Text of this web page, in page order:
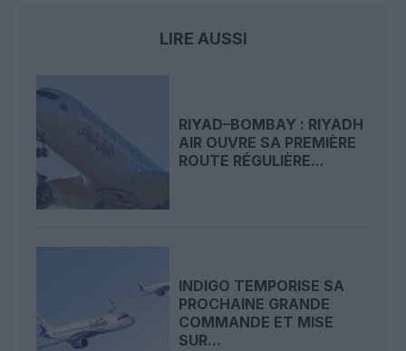
LIRE AUSSI
RIYAD–BOMBAY : RIYADH
AIR OUVRE SA PREMIÈRE
ROUTE RÉGULIÈRE...
INDIGO TEMPORISE SA
PROCHAINE GRANDE
COMMANDE ET MISE
SUR...